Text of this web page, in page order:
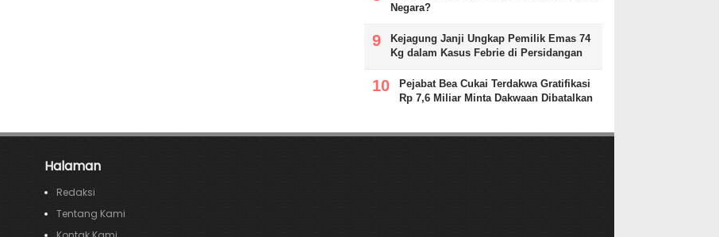
Negara?
Kejagung Janji Ungkap Pemilik Emas 74
Kg dalam Kasus Febrie di Persidangan
Pejabat Bea Cukai Terdakwa Gratifikasi
Rp 7,6 Miliar Minta Dakwaan Dibatalkan
Halaman
Redaksi
Tentang Kami